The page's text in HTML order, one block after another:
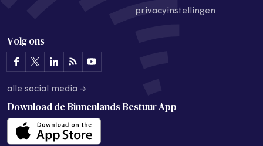
privacyinstellingen
Volg ons
alle social media →
Download de Binnenlands Bestuur App